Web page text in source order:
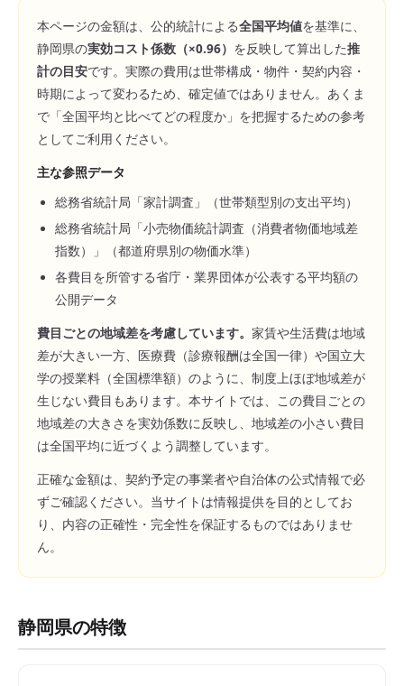
本ページの金額は、公的統計による全国平均値を基準に、
静岡県の実効コスト係数（×0.96） を反映して算出した推
計の目安です。実際の費用は世帯構成・物件・契約内容・
時期によって変わるため、確定値ではありません。あくま
で「全国平均と比べてどの程度か」を把握するための参考
としてご利用ください。
主な参照データ
総務省統計局「家計調査」（世帯類型別の支出平均）
総務省統計局「小売物価統計調査（消費者物価地域差
指数）」（都道府県別の物価水準）
各費目を所管する省庁・業界団体が公表する平均額の
公開データ
費目ごとの地域差を考慮しています。 家賃や生活費は地域
差が大きい一方、医療費（診療報酬は全国一律）や国立大
学の授業料（全国標準額）のように、制度上ほぼ地域差が
生じない費目もあります。本サイトでは、この費目ごとの
地域差の大きさを実効係数に反映し、地域差の小さい費目
は全国平均に近づくよう調整しています。
正確な金額は、契約予定の事業者や自治体の公式情報で必
ずご確認ください。当サイトは情報提供を目的としてお
り、内容の正確性・完全性を保証するものではありませ
ん。
静岡県の特徴